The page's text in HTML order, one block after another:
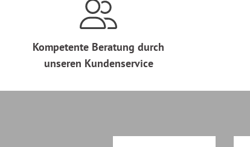
Kompetente Beratung durch
unseren Kundenservice